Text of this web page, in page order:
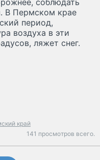
соблюдать
В Пермском крае
период,
воздуха в эти
ляжет снег.
край
141 просмотров всего.